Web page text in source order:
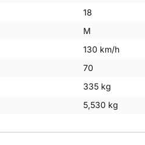
18
M
130 km/h
70
335 kg
5,530 kg